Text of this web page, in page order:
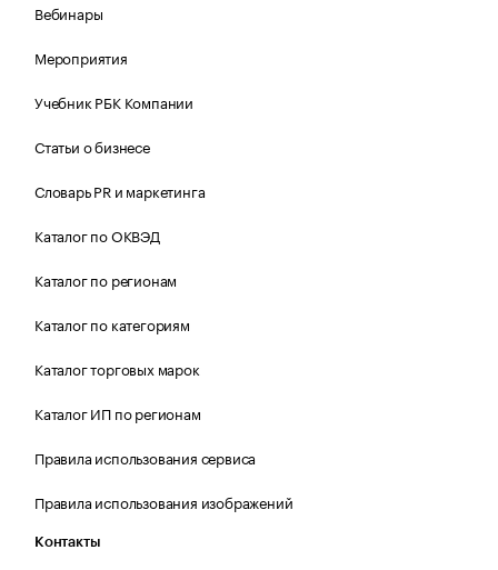
Вебинары
Мероприятия
Учебник РБК Компании
Статьи о бизнесе
Словарь PR и маркетинга
Каталог по ОКВЭД
Каталог по регионам
Каталог по категориям
Каталог торговых марок
Каталог ИП по регионам
Правила использования сервиса
Правила использования изображений
Контакты